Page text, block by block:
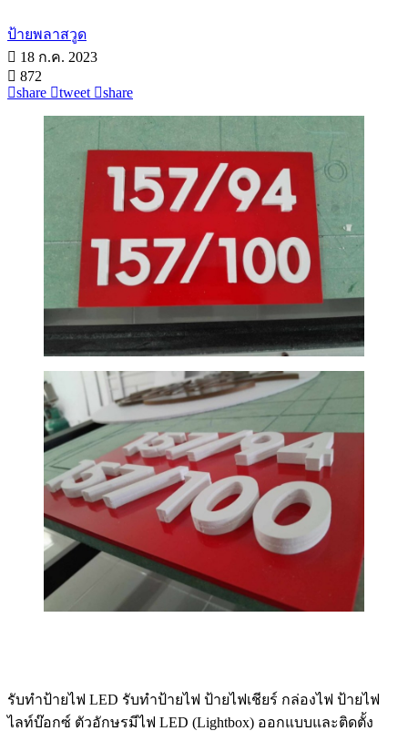
ป้ายพลาสวูด
18 ก.ค. 2023
872
share
tweet share
รับทําป้ายไฟ LED รับทำป้ายไฟ ป้ายไฟเชียร์ กล่องไฟ ป้ายไฟ
ไลท์บ๊อกซ์ ตัวอักษรมีไฟ LED (Lightbox) ออกแบบและติดตั้ง